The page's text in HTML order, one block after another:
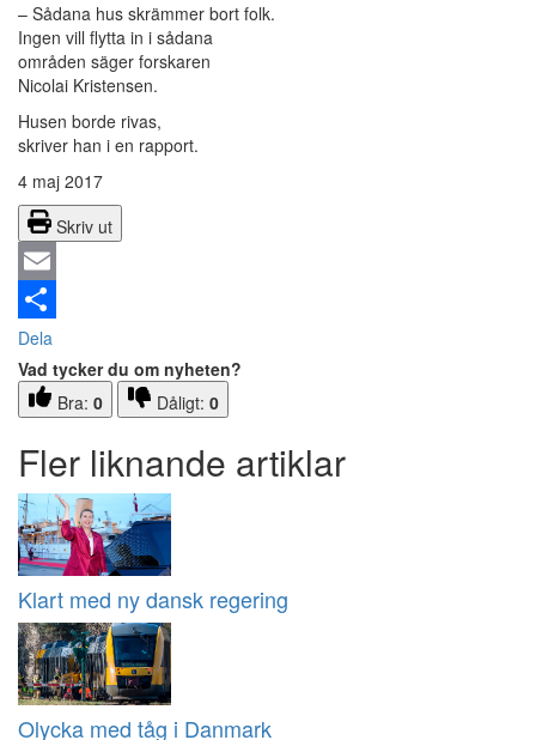
– Sådana hus skrämmer bort folk.
Ingen vill flytta in i sådana
områden säger forskaren
Nicolai Kristensen.
Husen borde rivas,
skriver han i en rapport.
4 maj 2017
Skriv ut
Email
Dela
Vad tycker du om nyheten?
Bra: 0 Dåligt: 0
Fler liknande artiklar
Klart med ny dansk regering
Olycka med tåg i Danmark